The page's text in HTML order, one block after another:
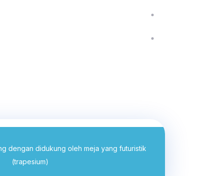
dengan didukung oleh meja yang futuristik
(trapesium)